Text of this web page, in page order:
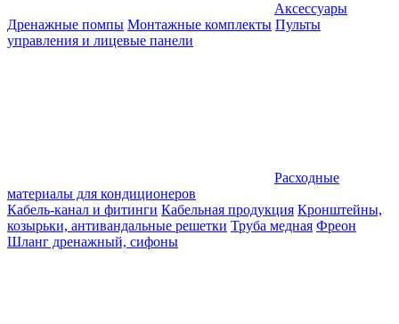
Аксессуары
Дренажные помпы Монтажные комплекты Пульты
управления и лицевые панели
Расходные
материалы для кондиционеров
Кабель-канал и фитинги Кабельная продукция Кронштейны,
козырьки, антивандальные решетки Труба медная Фреон
Шланг дренажный, сифоны